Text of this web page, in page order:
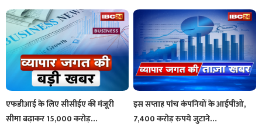
एफडीआई के लिए सीसीईए की मंजूरी
सीमा बढ़ाकर 15,000 करोड़…
इस सप्ताह पांच कंपनियों के आईपीओ,
7,400 करोड़ रुपये जुटाने…